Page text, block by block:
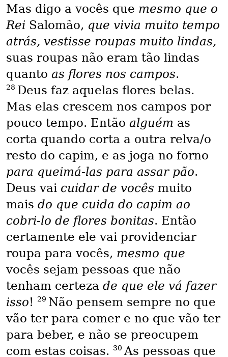
Mas digo a vocês que mesmo que o
Rei Salomão, que vivia muito tempo
atrás, vestisse roupas muito lindas,
suas roupas não eram tão lindas
quanto as flores nos campos.
28 Deus faz aquelas flores belas.
Mas elas crescem nos campos por
pouco tempo. Então alguém as
corta quando corta a outra relva/o
resto do capim, e as joga no forno
para queimá-las para assar pão.
Deus vai cuidar de vocês muito
mais do que cuida do capim ao
cobri-lo de flores bonitas. Então
certamente ele vai providenciar
roupa para vocês, mesmo que
vocês sejam pessoas que não
tenham certeza de que ele vá fazer
isso! 29 Não pensem sempre no que
vão ter para comer e no que vão ter
para beber, e não se preocupem
com estas coisas. 30 As pessoas que